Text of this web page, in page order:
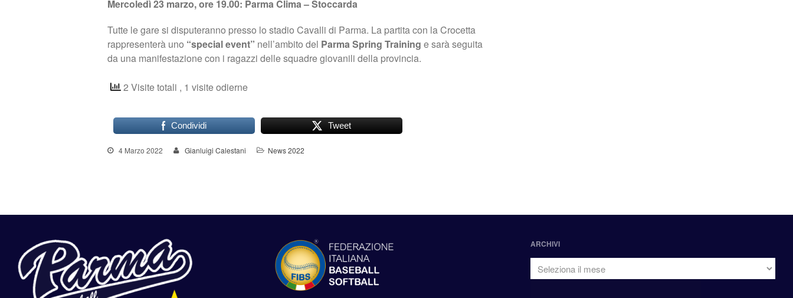
Mercoledì 23 marzo, ore 19.00: Parma Clima – Stoccarda
Tutte le gare si disputeranno presso lo stadio Cavalli di Parma. La partita con la Crocetta
rappresenterà uno “specialevent” nell’ambito del Parma Spring Training e sarà seguita
da una manifestazione con i ragazzi delle squadre giovanili della provincia.
2 Visite totali , 1 visite odierne
Condividi Tweet
4 Marzo 2022 Gianluigi Calestani News 2022
ARCHIVI